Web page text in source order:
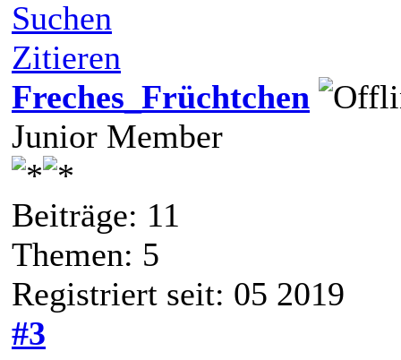
Suchen
Zitieren
Freches_Früchtchen
Junior Member
Beiträge: 11
Themen: 5
Registriert seit: 05 2019
#3